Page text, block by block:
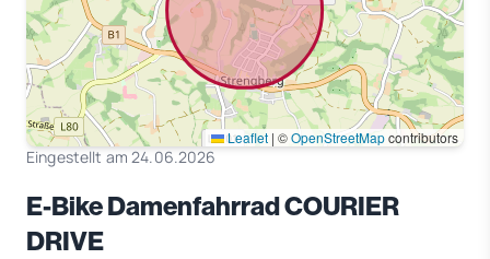
Leaflet | ©OpenStreetMapcontributors
Eingestellt am 24.06.2026
E-Bike Damenfahrrad COURIER
DRIVE